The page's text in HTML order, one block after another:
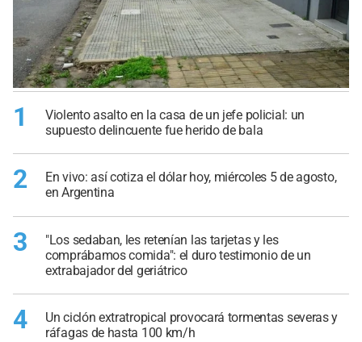
1
Violento asalto en la casa de un jefe policial: un
supuesto delincuente fue herido de bala
2
En vivo: así cotiza el dólar hoy, miércoles 5 de agosto,
en Argentina
3
"Los sedaban, les retenían las tarjetas y les
comprábamos comida": el duro testimonio de un
extrabajador del geriátrico
4
Un ciclón extratropical provocará tormentas severas y
ráfagas de hasta 100 km/h